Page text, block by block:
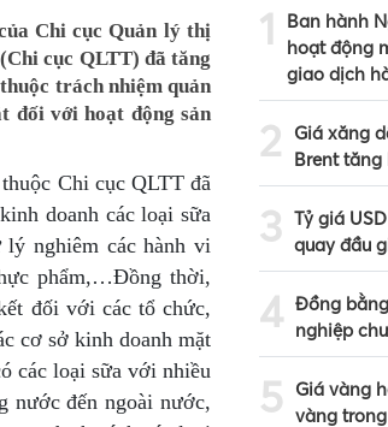
Chi cục Quản lý thị
cục QLTT) đã tăng
trách nhiệm quản
đối với hoạt động sản
Chi cục QLTT đã
doanh các loại sữa
nghiêm các hành vi
phẩm,…Đồng thời,
đối với các tổ chức,
cơ sở kinh doanh mặt
các loại sữa với nhiều
nước đến ngoài nước,
1
Ban hành
hoạt động
giao dịch
2
Giá xăng
Brent tăng
3 Tỷ giá
quay đầu
4 Đồng
nghiệp
5
Giá vàng
vàng